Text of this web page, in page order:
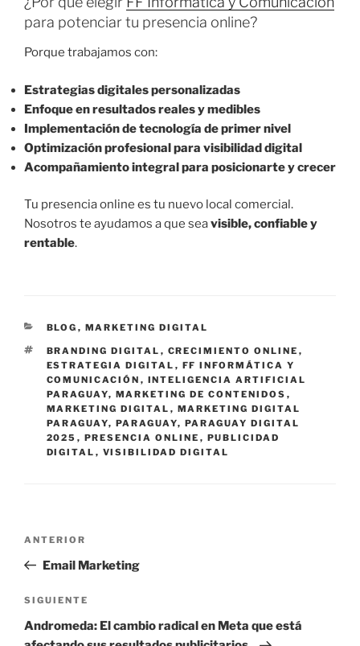
para potenciar tu presencia online?
Porque trabajamos con:
Estrategias digitales personalizadas
Enfoque en resultados reales y medibles
Implementación de tecnología de primer nivel
Optimización profesional para visibilidad digital
Acompañamiento integral para posicionarte y crecer
Tu presencia online es tu nuevo local comercial.
Nosotros te ayudamos a que seavisible, confiable y
rentable.
C
T
E
G
O
R
Í
A
S
BLOG , MARKETING DIGITAL
E
T
I
Q
U
E
T
A
BRANDING DIGITAL , CRECIMIENTO ONLINE ,
ESTRATEGIA DIGITAL , FF INFORMÁTICA Y
COMUNICACIÓN , INTELIGENCIA ARTIFICIAL
PARAGUAY, MARKETING DE CONTENIDOS ,
MARKETING DIGITAL , MARKETING DIGITAL
PARAGUAY, PARAGUAY, PARAGUAY DIGITAL
2025 , PRESENCIA ONLINE , PUBLICIDAD
DIGITAL , VISIBILIDAD DIGITAL
v
e
g
E
n
r
a
ANTERIOR
Email Marketing
S
i
g
SIGUIENTE
Andromeda: El cambio radical en Meta que está